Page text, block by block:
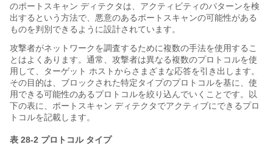
のポートスキャン ディテクタは、アクティビティのパターンを検
出するという方法で、悪意のあるポートスキャンの可能性がある
ものを判別できるように設計されています。
攻撃者がネットワークを調査するために複数の手法を使用するこ
とはよくあります。通常、攻撃者は異なる複数のプロトコルを使
用して、ターゲット ホストからさまざまな応答を引き出します。
その目的は、ブロックされた特定タイプのプロトコルを基に、使
用できる可能性のあるプロトコルを絞り込んでいくことです。以
下の表に、ポートスキャン ディテクタでアクティブにできるプロ
トコルを記載します。
表 28-2 プロトコル タイプ